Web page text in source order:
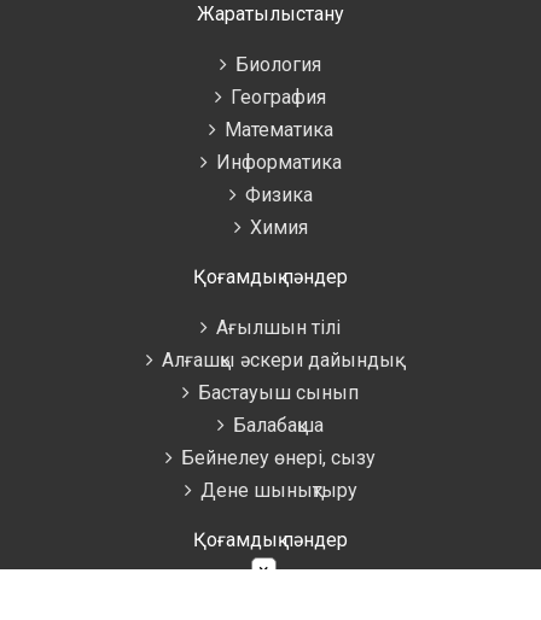
Жаратылыстану
Биология
География
Математика
Информатика
Физика
Химия
Қоғамдық пәндер
Ағылшын тілі
Алғашқы әскери дайындық
Бастауыш сынып
Балабақша
Бейнелеу өнері, сызу
Дене шынықтыру
Қоғамдық пәндер
×